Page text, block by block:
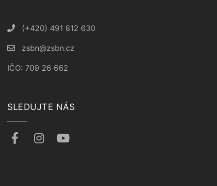
(+420) 491 812 630
zsbn@zsbn.cz
IČO: 709 26 662
SLEDUJTE NÁS